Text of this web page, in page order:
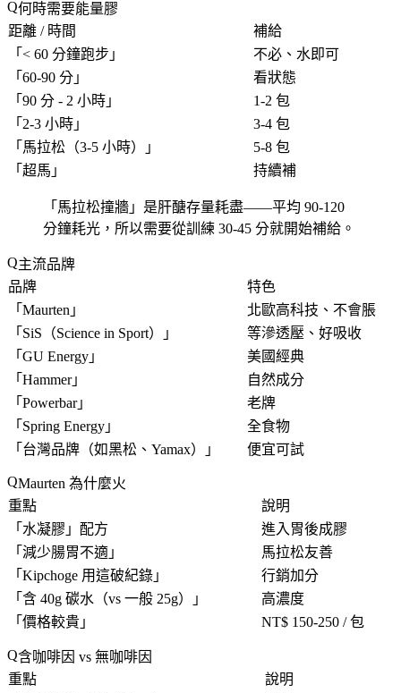
何時需要能量膠
距離 / 時間
補給
「 < 60 分鐘跑步 」
不必、水即可
「 60-90 分 」
看狀態
「 90 分 - 2 小時 」
1-2 包
「 2-3 小時 」
3-4 包
「 馬拉松（3-5 小時） 」
5-8 包
「 超馬 」 持續補
「 馬拉松撞牆 」是肝醣存量耗盡——平均 90-120
分鐘耗光，所以需要從訓練 30-45 分就開始補給。
主流品牌
品牌
特色
「 Maurten 」
北歐高科技、不會脹
「 SiS（Science in Sport） 」
等滲透壓、好吸收
「 GU Energy 」
美國經典
「 Hammer」
自然成分
「 Powerbar」
老牌
「 Spring Energy 」
全食物
「 台灣品牌（如黑松、Yamax） 」 便宜可試
Maurten 為什麼火
重點
說明
「水凝膠」配方
進入胃後成膠
「 減少腸胃不適 」
馬拉松友善
「 Kipchoge 用這破紀錄 」
行銷加分
「 含 40g 碳水（vs 一般 25g） 」
高濃度
「 價格較貴 」 NT$ 150-250 / 包
含咖啡因 vs 無咖啡因
重點
說明